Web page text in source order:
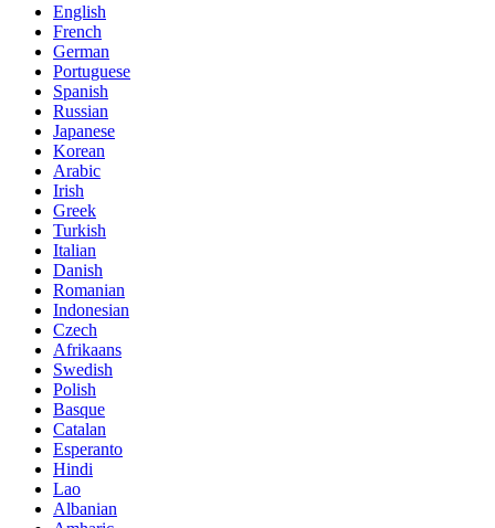
English
French
German
Portuguese
Spanish
Russian
Japanese
Korean
Arabic
Irish
Greek
Turkish
Italian
Danish
Romanian
Indonesian
Czech
Afrikaans
Swedish
Polish
Basque
Catalan
Esperanto
Hindi
Lao
Albanian